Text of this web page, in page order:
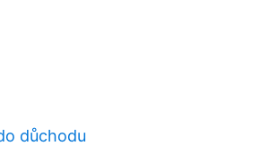
důchodu